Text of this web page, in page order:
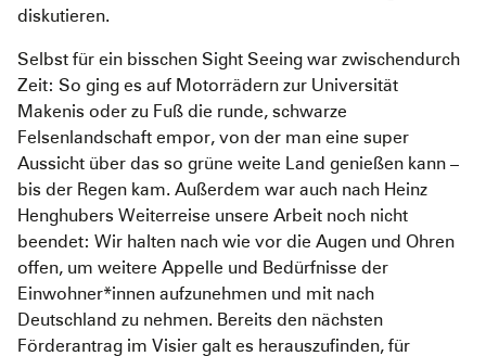
diskutieren.
Selbst für ein bisschen Sight Seeing war zwischendurch
Zeit: So ging es auf Motorrädern zur Universität
Makenis oder zu Fuß die runde, schwarze
Felsenlandschaft empor, von der man eine super
Aussicht über das so grüne weite Land genießen kann –
bis der Regen kam. Außerdem war auch nach Heinz
Henghubers Weiterreise unsere Arbeit noch nicht
beendet: Wir halten nach wie vor die Augen und Ohren
offen, um weitere Appelle und Bedürfnisse der
Einwohner*innen aufzunehmen und mit nach
Deutschland zu nehmen. Bereits den nächsten
Förderantrag im Visier galt es herauszufinden, für